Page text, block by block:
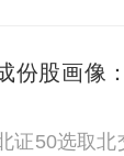
份股画像